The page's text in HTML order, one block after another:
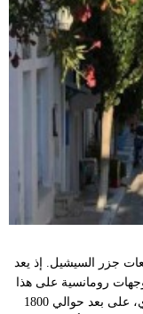
مدوَّنات
أبراج
جزر السيشيل. إذ يعد
أحد أكثر الوجهات رومانسية على هذا
الكوكب، ويقع في مكان هادئ في المحيط الهندي، على بعد حوالي 1800